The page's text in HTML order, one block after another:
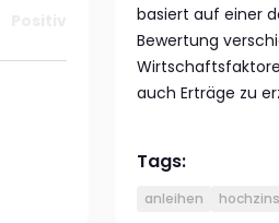
basiert auf einer
Bewertung
auch Erträge zu
Tags:
anleihen hochzins